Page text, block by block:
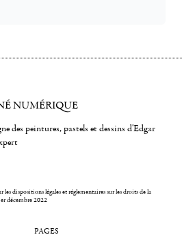
NUMÉRIQUE
des peintures, pastels et dessins d'Edgar
les dispositions légales et réglementaires sur les droits de la
décembre 2022
PAGES